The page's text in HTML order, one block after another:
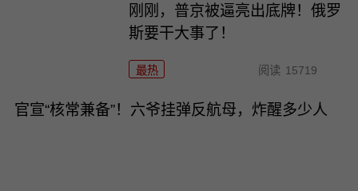
刚刚，普京被逼亮出底牌！俄罗
斯要干大事了！
最热 阅读 15719
官宣“核常兼备”！六爷挂弹反航母，炸醒多少人